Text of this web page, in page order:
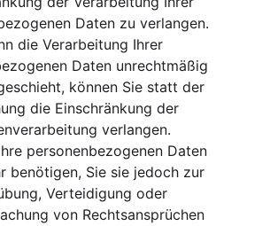
Daten zu verlangen.
die Verarbeitung Ihrer
Daten unrechtmäßig
können Sie statt der
die Einschränkung der
verlangen.
personenbezogenen Daten
benötigen, Sie sie jedoch zur
Verteidigung oder
von Rechtsansprüchen